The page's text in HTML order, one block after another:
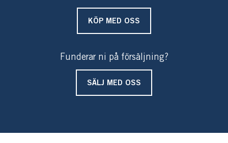
KÖP MED OSS
Funderar ni på försäljning?
SÄLJ MED OSS